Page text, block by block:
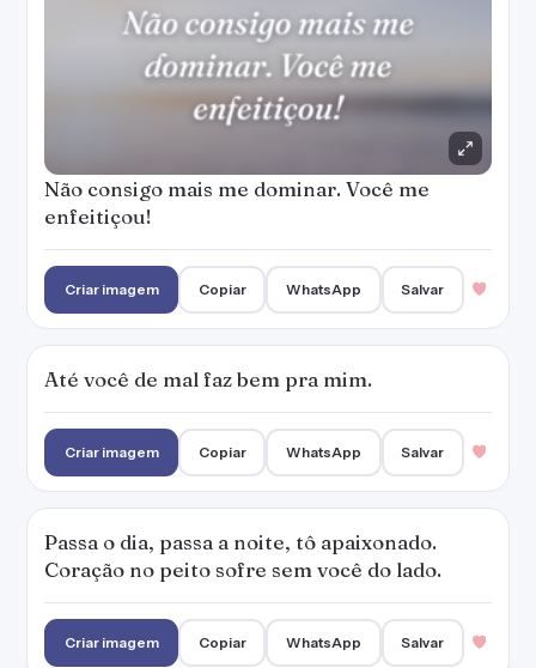
Não consigo mais me dominar. Você me
enfeitiçou!
Criar imagem Copiar WhatsApp Salvar
Até você de mal faz bem pra mim.
Criar imagem Copiar WhatsApp Salvar
Passa o dia, passa a noite, tô apaixonado.
Coração no peito sofre sem você do lado.
Criar imagem Copiar WhatsApp Salvar